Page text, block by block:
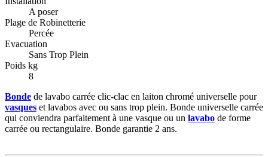
A poser
Plage de Robinetterie
Percée
Evacuation
Sans Trop Plein
Poids kg
8
Bonde de lavabo carrée clic-clac en laiton chromé universelle pour
vasques et lavabos avec ou sans trop plein. Bonde universelle carrée
qui conviendra parfaitement à une vasque ou un lavabo de forme
carrée ou rectangulaire. Bonde garantie 2 ans.